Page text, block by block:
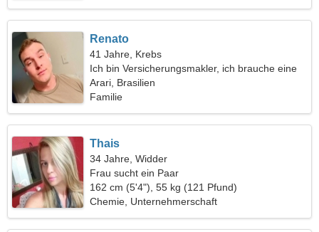
Renato
41 Jahre, Krebs
Ich bin Versicherungsmakler, ich brauche eine
fantastische Frau
Arari, Brasilien
Familie
Thais
34 Jahre, Widder
Frau sucht ein Paar
162 cm (5'4"), 55 kg (121 Pfund)
Chemie, Unternehmerschaft